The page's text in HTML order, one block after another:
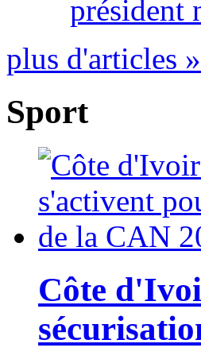
président
plus d'articles »
Sport
Côte